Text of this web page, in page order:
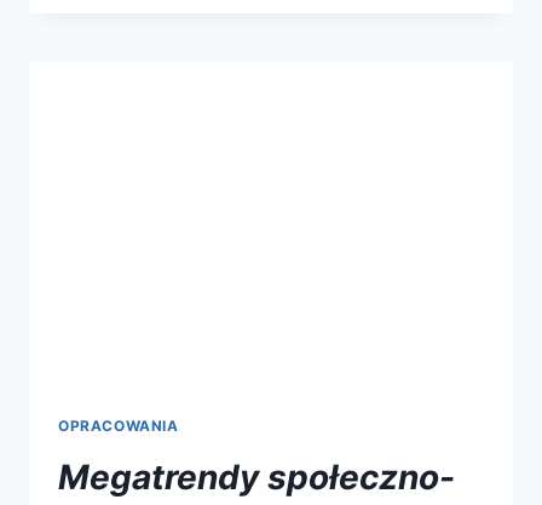
OPRACOWANIA
Megatrendy społeczno-